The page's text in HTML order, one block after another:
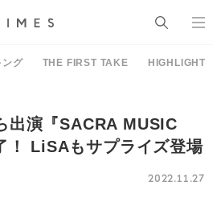
ング THE FIRST TAKE HIGHLIGHT
出演『SACRA MUSIC
！ LiSAもサプライズ登場
2022.11.27